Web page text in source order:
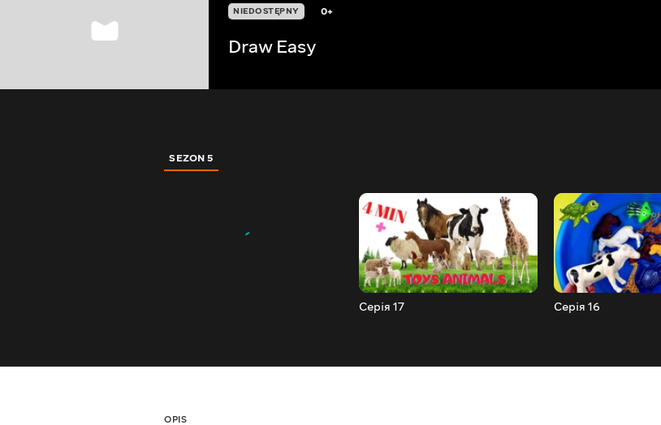
NIEDOSTĘPNY 0+
Draw Easy
SEZON 5
Серія 17 Серія 16
OPIS